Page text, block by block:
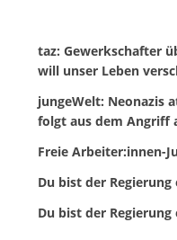
taz: Gewerkschafter
will unser Leben
jungeWelt: Neonazis
folgt aus dem Angriff
Freie Arbeiter:innen-
Du bist der Regierung
Du bist der Regierung